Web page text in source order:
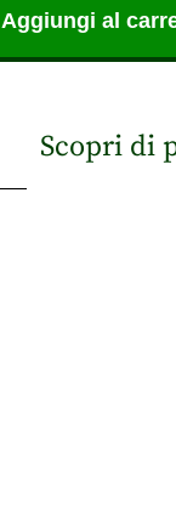
Aggiungi al
Scopri di